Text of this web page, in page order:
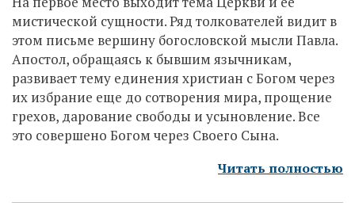
мистической сущности. Ряд толкователей видит в
этом письме вершину богословской мысли Павла.
Апостол, обращаясь к бывшим язычникам,
развивает тему единения христиан с Богом через
их избрание еще до сотворения мира, прощение
грехов, дарование свободы и усыновление. Все
это совершено Богом через Своего Сына.
Читать полностью